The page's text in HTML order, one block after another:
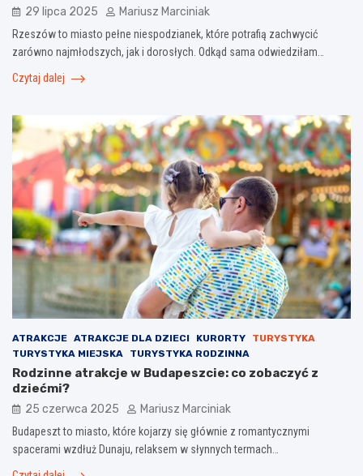
29 lipca 2025 Mariusz Marciniak
Rzeszów to miasto pełne niespodzianek, które potrafią zachwycić
zarówno najmłodszych, jak i dorosłych. Odkąd sama odwiedziłam…
Czytaj dalej
ATRAKCJE ATRAKCJE DLA DZIECI KURORTY
TURYSTYKA
TURYSTYKA MIEJSKA
TURYSTYKA RODZINNA
Rodzinne atrakcje w Budapeszcie: co zobaczyć z
dziećmi?
25 czerwca 2025 Mariusz Marciniak
Budapeszt to miasto, które kojarzy się głównie z romantycznymi
spacerami wzdłuż Dunaju, relaksem w słynnych termach…